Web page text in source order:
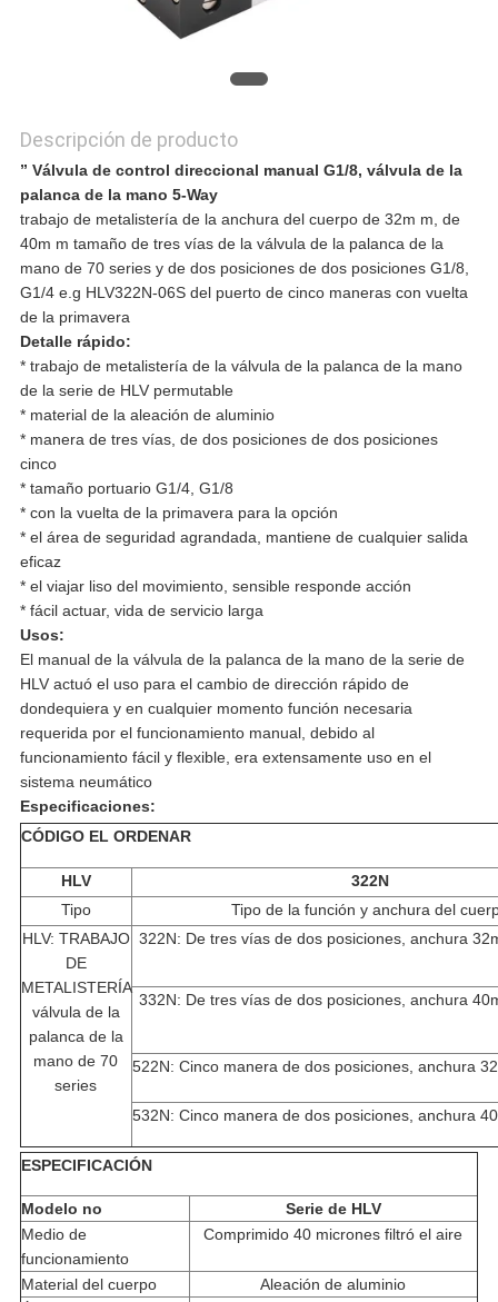
Descripción de producto
” Válvula de control direccional manual G1/8, válvula de la
palanca de la mano 5-Way
trabajo de metalistería de la anchura del cuerpo de 32m m, de
40m m tamaño de tres vías de la válvula de la palanca de la
mano de 70 series y de dos posiciones de dos posiciones G1/8,
G1/4 e.g HLV322N-06S del puerto de cinco maneras con vuelta
de la primavera
Detalle rápido:
* trabajo de metalistería de la válvula de la palanca de la mano
de la serie de HLV permutable
* material de la aleación de aluminio
* manera de tres vías, de dos posiciones de dos posiciones
cinco
* tamaño portuario G1/4, G1/8
* con la vuelta de la primavera para la opción
* el área de seguridad agrandada, mantiene de cualquier salida
eficaz
* el viajar liso del movimiento, sensible responde acción
* fácil actuar, vida de servicio larga
Usos:
El manual de la válvula de la palanca de la mano de la serie de
HLV actuó el uso para el cambio de dirección rápido de
dondequiera y en cualquier momento función necesaria
requerida por el funcionamiento manual, debido al
funcionamiento fácil y flexible, era extensamente uso en el
sistema neumático
Especificaciones:
CÓDIGO EL ORDENAR
HLV
322N
Tipo
Tipo de la función y anchura del
HLV: TRABAJO
DE
METALISTERÍA
válvula de la
palanca de la
mano de 70
series
322N: De tres vías de dos posiciones, anchura
332N: De tres vías de dos posiciones, anchura
522N: Cinco manera de dos posiciones, anchura
532N: Cinco manera de dos posiciones, anchura
ESPECIFICACIÓN
Modelo no
Serie de HLV
Medio de
funcionamiento
Comprimido 40 micrones filtró el aire
Material del cuerpo
Aleación de aluminio